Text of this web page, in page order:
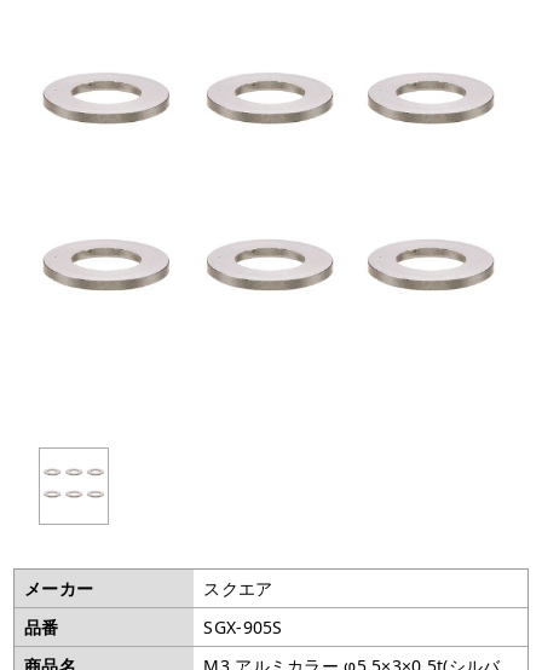
メーカー
スクエア
品番
SGX-905S